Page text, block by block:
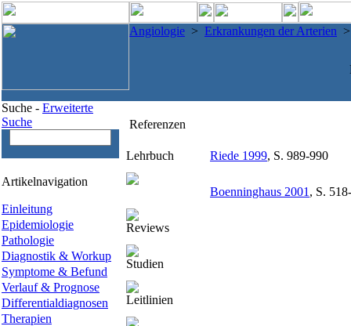
Angiologie > Erkrankungen der Arterien
Suche - Erweiterte
Suche
Artikelnavigation
Einleitung
Epidemiologie
Pathologie
Diagnostik & Workup
Symptome & Befund
Verlauf & Prognose
Differentialdiagnosen
Therapien
Referenzen
Lehrbuch Riede 1999, S. 989-990
Boenninghaus 2001 , S.
Reviews
Studien
Leitlinien